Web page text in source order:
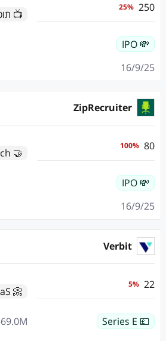
250
%
25
📺
💸 IPO
16/9/25
ZipRecruiter
80
%
100
🤝 HRTech
💸 IPO
16/9/25
Verbit
22
%
5
📀 SaaS
💷 Series E
M